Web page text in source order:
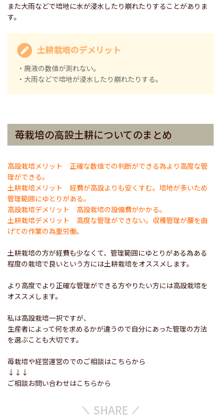
また大雨などで培地に水が浸水したり崩れたりすることがありま
す。
土耕栽培のデメリット
・廃液の数値が測れない。
・大雨などで培地が浸水したり崩れたりする。
苺栽培の高設土耕についてのまとめ
高設栽培メリット 正確な数値での判断ができる為より高度な管
理ができる。
土耕栽培メリット 経費が高設よりも安くすむ。培地が多いため
管理範囲にゆとりがある。
高設栽培デメリット 高設栽培の設備費がかかる。
土耕栽培デメリット 高度な管理ができない。収穫管理が腰を曲
げての作業の為重労働。
土耕栽培の方が経費も少なくて、管理範囲にゆとりがある為ある
程度の栽培で良いという方には土耕栽培をオススメします。
より高度でより正確な管理ができる方やりたい方には高設栽培を
オススメします。
私は高設栽培一択ですが、
生産者によって何を求めるかが違うので自分にあった管理の方法
を選ぶことも大切です。
苺栽培や経営運営のでのご相談はこちらから
↓↓↓
ご相談お問い合わせはこちらから
SHARE